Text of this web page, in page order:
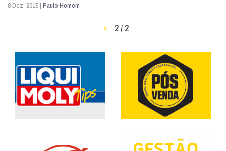
8 Dez. 2015 | Paulo Homem
2 / 2